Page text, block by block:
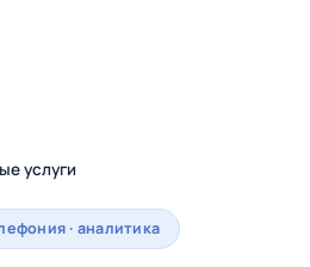
услуги
· аналитика